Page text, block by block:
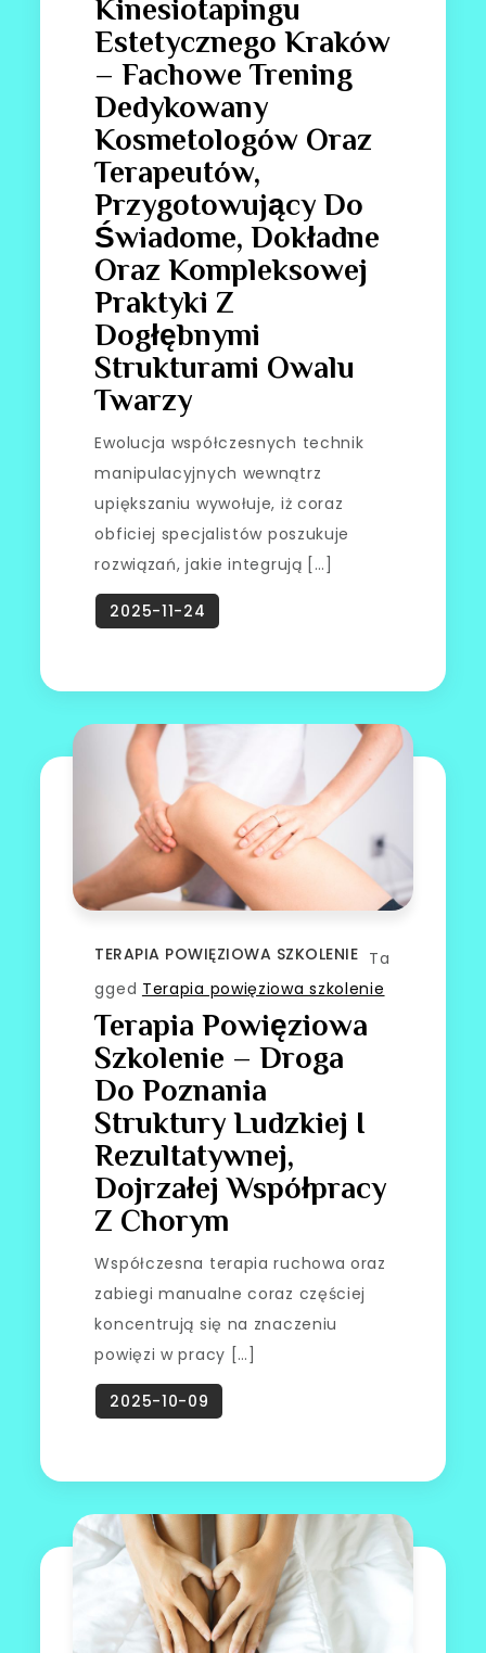
Kinesiotapingu
Estetycznego Kraków
– Fachowe Trening
Dedykowany
Kosmetologów Oraz
Terapeutów,
Przygotowujący Do
Świadome, Dokładne
Oraz Kompleksowej
Praktyki Z
Dogłębnymi
Strukturami Owalu
Twarzy
Ewolucja współczesnych technik
manipulacyjnych wewnątrz
upiększaniu wywołuje, iż coraz
obficiej specjalistów poszukuje
rozwiązań, jakie integrują […]
TERAPIA POWIĘZIOWA SZKOLENIE Ta
gged Terapia powięziowa szkolenie
Terapia Powięziowa
Szkolenie – Droga
Do Poznania
Struktury Ludzkiej I
Rezultatywnej,
Dojrzałej Współpracy
Z Chorym
Współczesna terapia ruchowa oraz
zabiegi manualne coraz częściej
koncentrują się na znaczeniu
powięzi w pracy […]